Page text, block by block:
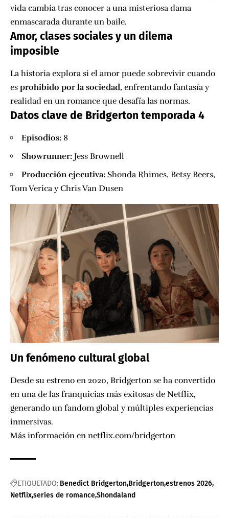
vida cambia tras conocer a una misteriosa dama
enmascarada durante un baile.
Amor, clases sociales y un dilema
imposible
La historia explora si el amor puede sobrevivir cuando
es prohibido por la sociedad, enfrentando fantasía y
realidad en un romance que desafía las normas.
Datos clave de Bridgerton temporada 4
Episodios: 8
Showrunner: Jess Brownell
Producción ejecutiva: Shonda Rhimes, Betsy Beers,
Tom Verica y Chris Van Dusen
Un fenómeno cultural global
Desde su estreno en 2020, Bridgerton se ha convertido
en una de las franquicias más exitosas de Netflix,
generando un fandom global y múltiples experiencias
inmersivas.
Más información en netflix.com/bridgerton
ETIQUETADO: Benedict Bridgerton Bridgertonestrenos 2026
Netflixseries de romanceShondaland